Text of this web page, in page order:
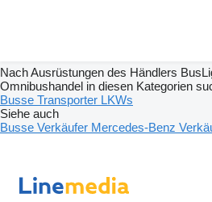
Nach Ausrüstungen des Händlers
Omnibushandel in diesen Kategorien
Busse Transporter LKWs
Siehe auch
Busse Verkäufer Mercedes-Benz